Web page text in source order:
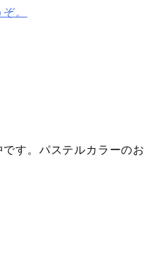
。
す。パステルカラーの